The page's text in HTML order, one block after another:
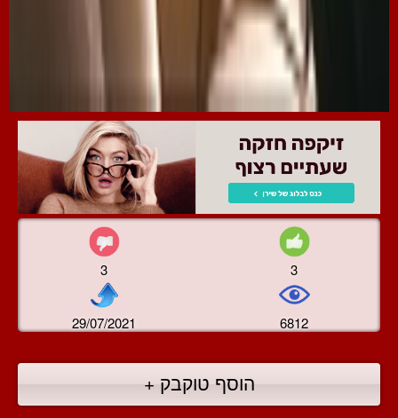
3 3
29/07/2021 6812
הוסף טוקבק +